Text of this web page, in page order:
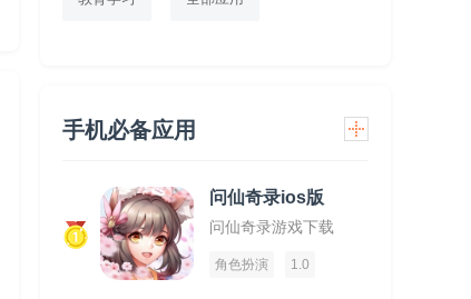
手机必备应用
1
问仙奇录ios版
问仙奇录游戏下载
角色扮演 1.0